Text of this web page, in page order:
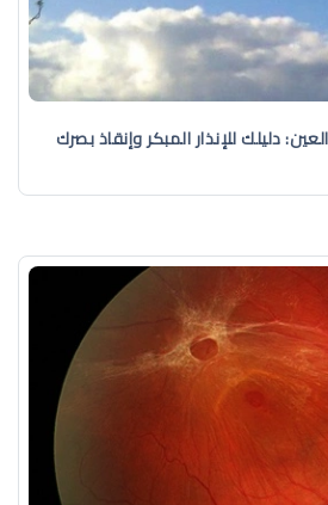
دليلك للإنذار المبكر وإنقاذ بصرك